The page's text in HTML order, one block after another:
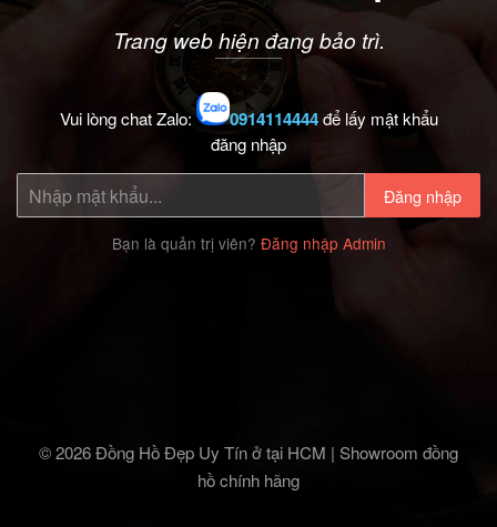
Trang web hiện đang bảo trì.
Vui lòng chat Zalo: 0914114444để lấy mật khẩu
đăng nhập
Đăng nhập
Bạn là quản trị viên? Đăng nhập Admin
© 2026 Đồng Hồ Đẹp Uy Tín ở tại HCM | Showroom đồng
hồ chính hãng‎